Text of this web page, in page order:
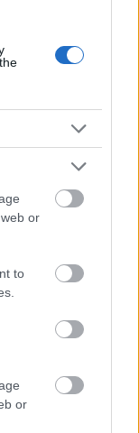
or
to
or
stress
polskim
éducatifs et
d'utiliser les
devez